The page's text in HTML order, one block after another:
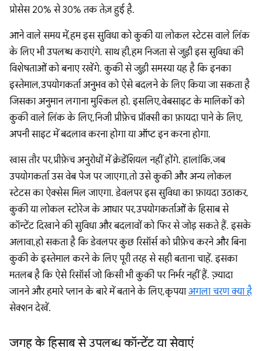
प्रोसेस 20% से 30% तक तेज़ हुई है.
आने वाले समय में, हम इस सुविधा को कुकी या लोकल स्टेटस वाले लिंक
के लिए भी उपलब्ध कराएंगे. साथ ही, हम निजता से जुड़ी इस सुविधा की
विशेषताओं को बनाए रखेंगे. कुकी से जुड़ी समस्या यह है कि इनका
इस्तेमाल, उपयोगकर्ता अनुभव को ऐसे बदलने के लिए किया जा सकता है
जिसका अनुमान लगाना मुश्किल हो. इसलिए, वेबसाइट के मालिकों को
कुकी वाले लिंक के लिए, निजी प्रीफ़ेच प्रॉक्सी का फ़ायदा पाने के लिए,
अपनी साइट में बदलाव करना होगा या ऑप्ट इन करना होगा.
खास तौर पर, प्रीफ़ेच अनुरोधों में क्रेडेंशियल नहीं होंगे. हालांकि, जब
उपयोगकर्ता उस वेब पेज पर जाएगा, तो उसे कुकी और अन्य लोकल
स्टेटस का ऐक्सेस मिल जाएगा. डेवलपर इस सुविधा का फ़ायदा उठाकर,
कुकी या लोकल स्टोरेज के आधार पर, उपयोगकर्ताओं के हिसाब से
कॉन्टेंट दिखाने की सुविधा और बदलावों को फिर से जोड़ सकते हैं. इसके
अलावा, हो सकता है कि डेवलपर कुछ रिसॉर्स को प्रीफ़ेच करने और बिना
कुकी के इस्तेमाल करने के लिए पूरी तरह से सही बताना चाहें. इसका
मतलब है कि ऐसे रिसॉर्स जो किसी भी कुकी पर निर्भर नहीं हैं. ज़्यादा
जानने और हमारे प्लान के बारे में बताने के लिए, कृपयाअगला चरण क्या है
सेक्शन देखें.
जगह के हिसाब से उपलब्ध कॉन्टेंट या सेवाएं